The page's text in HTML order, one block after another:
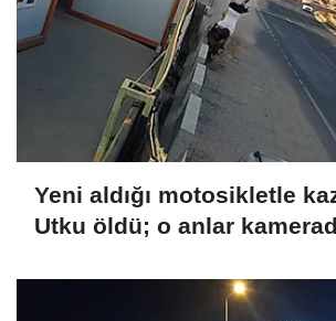
Yeni aldığı motosikletle
Utku öldü; o anlar